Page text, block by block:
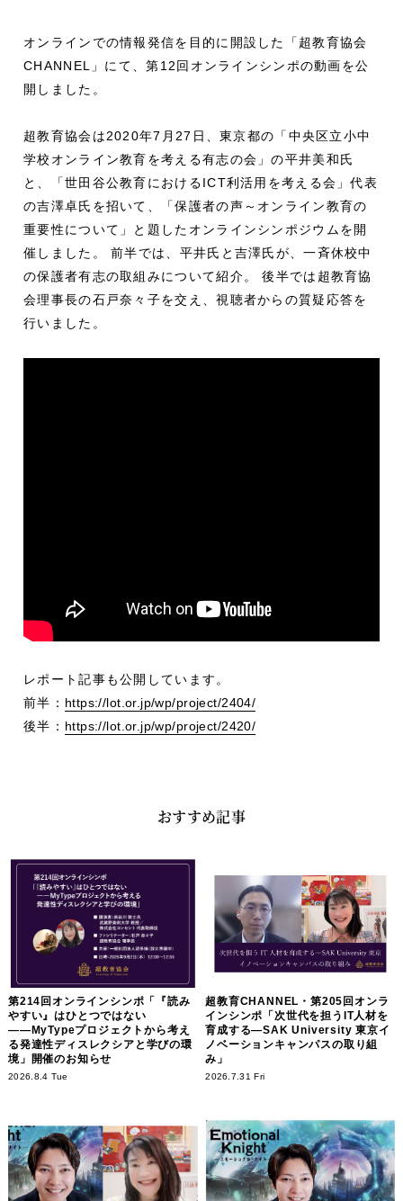
オンラインでの情報発信を目的に開設した「超教育協会
CHANNEL」にて、第12回オンラインシンポの動画を公
開しました。
超教育協会は2020年7月27日、東京都の「中央区立小中
学校オンライン教育を考える有志の会」の平井美和氏
と、「世田谷公教育におけるICT利活用を考える会」代表
の吉澤卓氏を招いて、「保護者の声～オンライン教育の
重要性について」と題したオンラインシンポジウムを開
催しました。 前半では、平井氏と吉澤氏が、一斉休校中
の保護者有志の取組みについて紹介。 後半では超教育協
会理事長の石戸奈々子を交え、視聴者からの質疑応答を
行いました。
レポート記事も公開しています。
前半： https://lot.or.jp/wp/project/2404/
後半： https://lot.or.jp/wp/project/2420/
おすすめ記事
第214回オンラインシンポ「『読み
やすい』はひとつではない
――MyTypeプロジェクトから考え
る発達性ディスレクシアと学びの環
境」開催のお知らせ
2026.8.4 Tue
超教育CHANNEL・第205回オンラ
インシンポ「次世代を担うIT人材を
育成する―SAK University 東京イ
ノベーションキャンパスの取り組
み」
2026.7.31 Fri